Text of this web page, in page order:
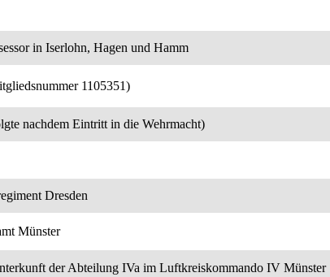
in Iserlohn, Hagen und Hamm
1105351)
nachdem Eintritt in die Wehrmacht)
Dresden
Münster
der Abteilung IVa im Luftkreiskommando IV Münster